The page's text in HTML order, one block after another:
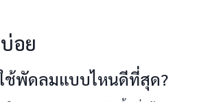
อย
ช้พัดลมแบบไหนดีที่สุด?